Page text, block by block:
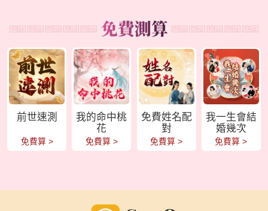
前世速測
免費算 >
我的命中桃
花
免費算 >
免費姓名配
對
免費算 >
我一生會結
婚幾次
免費算 >